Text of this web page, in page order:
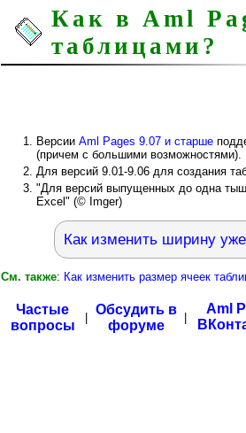
Как в Aml
таблицами?
Версии Aml Pages 9.07 и старше
(причем с большими возможностями).
Для версий 9.01-9.06 для создания
"Для версий выпущенных до одна
Excel" (© Imger)
Как изменить ширину
См. также: Как изменить размер ячеек
Частые
вопросы
Обсудить в
форуме
Aml